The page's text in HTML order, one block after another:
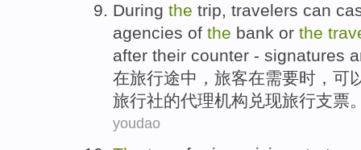
During the trip, travelers can
agencies of the bank or the
after their counter - signatures
在旅行途中， 旅客在需要时 ， 可
旅行社的代理机构 兑现旅行支票
youdao